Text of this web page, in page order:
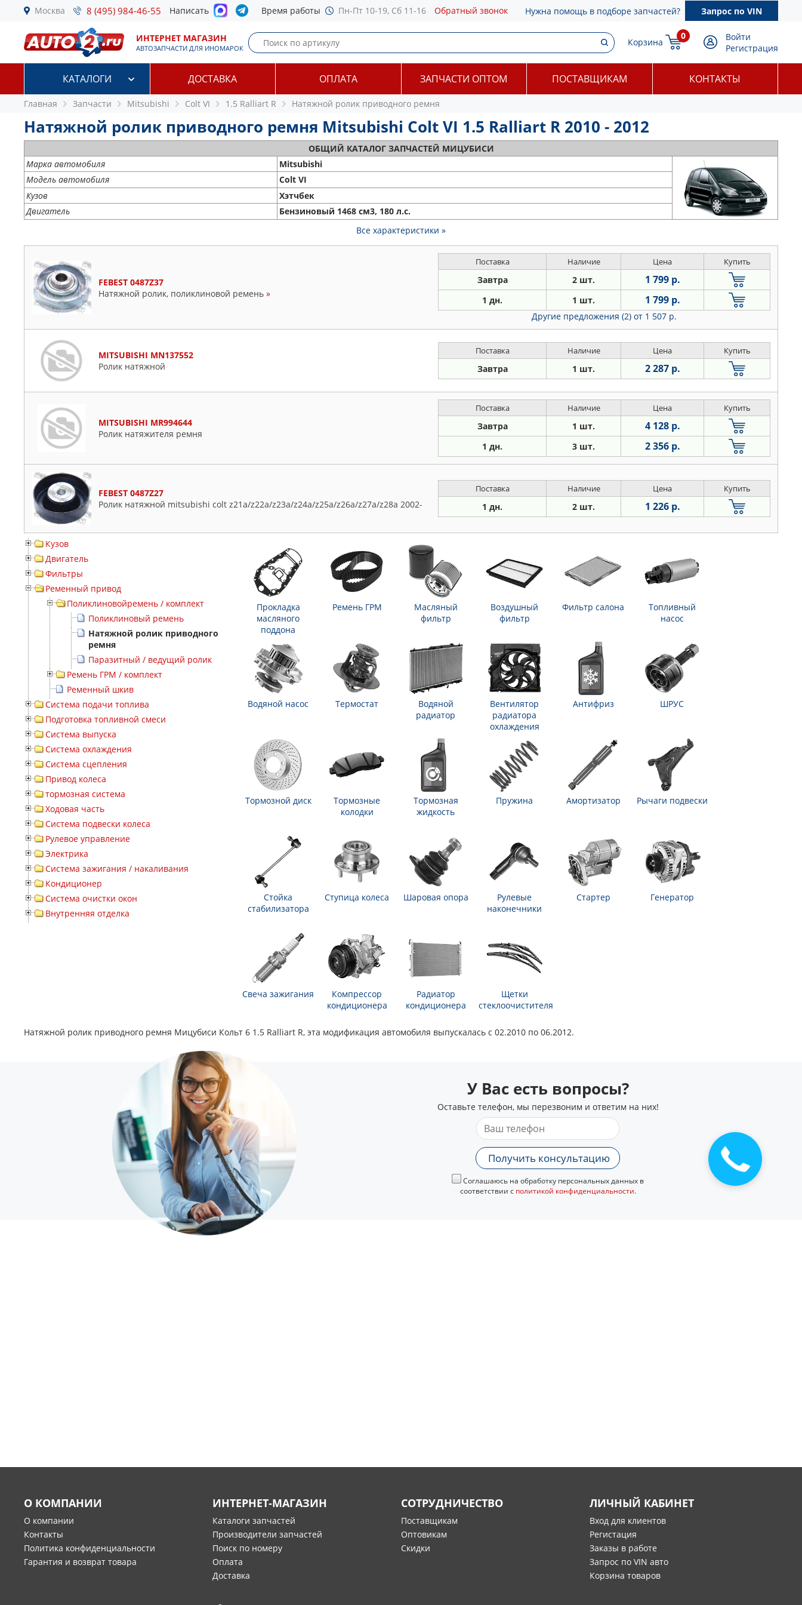
Москва 8 (495) 984-46-55 Написать Время работы Пн-Пт 10-19, Сб 11-16 Обратный звонок Нужна помощь в подборе запчастей? Запрос по VIN
ИНТЕРНЕТ МАГАЗИН
АВТОЗАПЧАСТИ ДЛЯ ИНОМАРОК
Корзина
0
Войти
Регистрация
КАТАЛОГИ ДОСТАВКА ОПЛАТА ЗАПЧАСТИ ОПТОМ ПОСТАВЩИКАМ КОНТАКТЫ
Главная Запчасти Mitsubishi Colt VI 1.5 Ralliart R Натяжной ролик приводного ремня
Натяжной ролик приводного ремня Mitsubishi Colt VI 1.5 Ralliart R 2010 - 2012
ОБЩИЙ КАТАЛОГ ЗАПЧАСТЕЙ МИЦУБИСИ
Марка автомобиля
Mitsubishi
Модель автомобиля
Colt VI
Кузов
Хэтчбек
Двигатель
Бензиновый 1468 см3, 180 л.с.
Все характеристики »
FEBEST 0487Z37
Натяжной ролик, поликлиновой ремень »
Поставка Наличие Цена Купить
Завтра 2 шт. 1 799 р.
1 дн. 1 шт. 1 799 р.
Другие предложения (2) от 1 507 р.
MITSUBISHI MN137552
Ролик натяжной
Поставка Наличие Цена Купить
Завтра 1 шт. 2 287 р.
MITSUBISHI MR994644
Ролик натяжителя ремня
Поставка Наличие Цена Купить
Завтра 1 шт. 4 128 р.
1 дн. 3 шт. 2 356 р.
FEBEST 0487Z27
Ролик натяжной mitsubishi colt z21a/z22a/z23a/z24a/z25a/z26a/z27a/z28a 2002-
Поставка Наличие Цена Купить
1 дн. 2 шт. 1 226 р.
Кузов
Двигатель
Фильтры
Ременный привод
Поликлиновойремень / комплект
Поликлиновый ремень
Натяжной ролик приводного
ремня
Паразитный / ведущий ролик
Ремень ГРМ / комплект
Ременный шкив
Система подачи топлива
Подготовка топливной смеси
Система выпуска
Система охлаждения
Система сцепления
Привод колеса
тормозная система
Ходовая часть
Система подвески колеса
Рулевое управление
Электрика
Система зажигания / накаливания
Кондиционер
Система очистки окон
Внутренняя отделка
Прокладка
масляного
поддона
Ремень ГРМ
Масляный
фильтр
Воздушный
фильтр
Фильтр салона
Топливный
насос
Водяной насос Термостат
Водяной
радиатор
Вентилятор
радиатора
охлаждения
Антифриз ШРУС
Тормозной диск
Тормозные
колодки
Тормозная
жидкость
Пружина Амортизатор Рычаги подвески
Стойка
стабилизатора
Ступица колеса Шаровая опора
Рулевые
наконечники
Стартер Генератор
Свеча зажигания
Компрессор
кондиционера
Радиатор
кондиционера
Щетки
стеклоочистителя
Натяжной ролик приводного ремня Мицубиси Кольт 6 1.5 Ralliart R, эта модификация автомобиля выпускалась с 02.2010 по 06.2012.
У Вас есть вопросы?
Оставьте телефон, мы перезвоним и ответим на них!
Получить консультацию
Соглашаюсь на обработку персональных данных в
соответствии с политикой конфиденциальности.
О КОМПАНИИ
О компании
Контакты
Политика конфиденциальности
Гарантия и возврат товара
ИНТЕРНЕТ-МАГАЗИН
Каталоги запчастей
Производители запчастей
Поиск по номеру
Оплата
Доставка
СОТРУДНИЧЕСТВО
Поставщикам
Оптовикам
Скидки
ЛИЧНЫЙ КАБИНЕТ
Вход для клиентов
Регистация
Заказы в работе
Запрос по VIN авто
Корзина товаров
Закажите
звонок